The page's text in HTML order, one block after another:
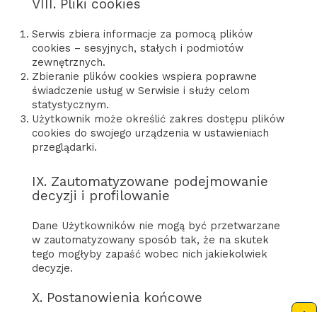
VIII. Pliki cookies
Serwis zbiera informacje za pomocą plików
cookies – sesyjnych, stałych i podmiotów
zewnętrznych.
Zbieranie plików cookies wspiera poprawne
świadczenie usług w Serwisie i służy celom
statystycznym.
Użytkownik może określić zakres dostępu plików
cookies do swojego urządzenia w ustawieniach
przeglądarki.
IX. Zautomatyzowane podejmowanie
decyzji i profilowanie
Dane Użytkowników nie mogą być przetwarzane
w zautomatyzowany sposób tak, że na skutek
tego mogłyby zapaść wobec nich jakiekolwiek
decyzje.
X. Postanowienia końcowe